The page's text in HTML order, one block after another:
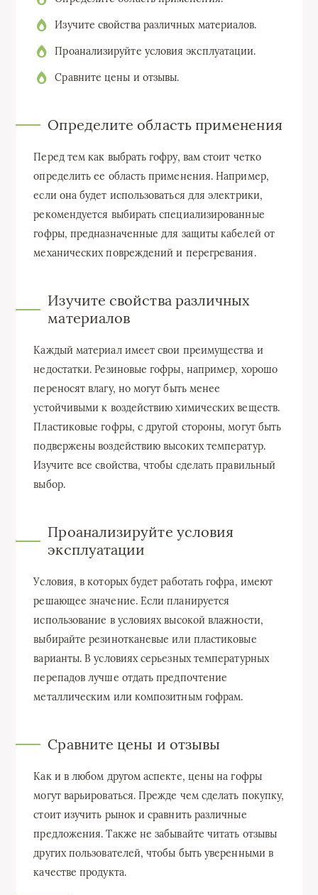
Изучите свойства различных материалов.
Проанализируйте условия эксплуатации.
Сравните цены и отзывы.
Определите область применения
Перед тем как выбрать гофру, вам стоит четко
определить ее область применения. Например,
если она будет использоваться для электрики,
рекомендуется выбирать специализированные
гофры, предназначенные для защиты кабелей от
механических повреждений и перегревания.
Изучите свойства различных
материалов
Каждый материал имеет свои преимущества и
недостатки. Резиновые гофры, например, хорошо
переносят влагу, но могут быть менее
устойчивыми к воздействию химических веществ.
Пластиковые гофры, с другой стороны, могут быть
подвержены воздействию высоких температур.
Изучите все свойства, чтобы сделать правильный
выбор.
Проанализируйте условия
эксплуатации
Условия, в которых будет работать гофра, имеют
решающее значение. Если планируется
использование в условиях высокой влажности,
выбирайте резинотканевые или пластиковые
варианты. В условиях серьезных температурных
перепадов лучше отдать предпочтение
металлическим или композитным гофрам.
Сравните цены и отзывы
Как и в любом другом аспекте, цены на гофры
могут варьироваться. Прежде чем сделать покупку,
стоит изучить рынок и сравнить различные
предложения. Также не забывайте читать отзывы
других пользователей, чтобы быть уверенными в
качестве продукта.